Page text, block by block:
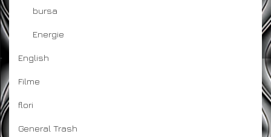
bursa
Energie
English
Filme
flori
General Trash